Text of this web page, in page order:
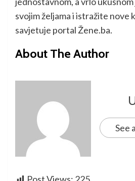
svojim željama i istražite nove
savjetuje portal Žene.ba.
About The Author
See